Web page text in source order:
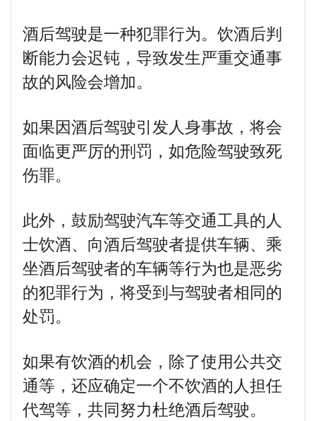
酒后驾驶是一种犯罪行为。饮酒后判
断能力会迟钝，导致发生严重交通事
故的风险会增加。
如果因酒后驾驶引发人身事故，将会
面临更严厉的刑罚，如危险驾驶致死
伤罪。
此外，鼓励驾驶汽车等交通工具的人
士饮酒、向酒后驾驶者提供车辆、乘
坐酒后驾驶者的车辆等行为也是恶劣
的犯罪行为，将受到与驾驶者相同的
处罚。
如果有饮酒的机会，除了使用公共交
通等，还应确定一个不饮酒的人担任
代驾等，共同努力杜绝酒后驾驶。